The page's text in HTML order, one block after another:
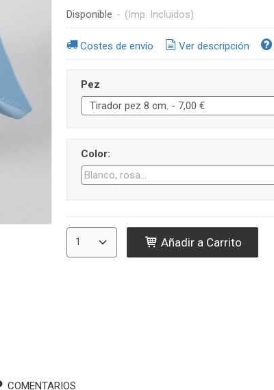
Disponible - (Imp. Incluidos)
Costes de envío Ver descripción
Pez
Color:
Añadir a Carrito
COMENTARIOS